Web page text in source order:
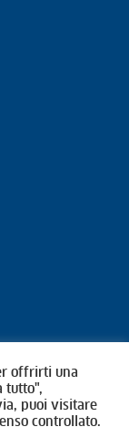
offrirti una
tutto",
puoi visitare
controllato.